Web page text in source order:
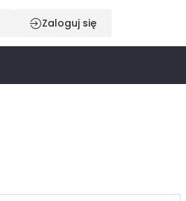
Zaloguj się